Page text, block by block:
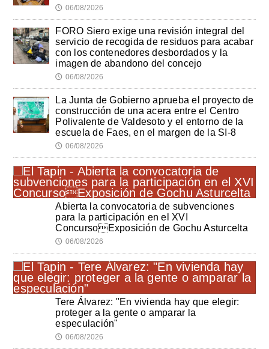
🕔 06/08/2026
FORO Siero exige una revisión integral del
servicio de recogida de residuos para acabar
con los contenedores desbordados y la
imagen de abandono del concejo
🕔 06/08/2026
La Junta de Gobierno aprueba el proyecto de
construcción de una acera entre el Centro
Polivalente de Valdesoto y el entorno de la
escuela de Faes, en el margen de la SI-8
🕔 06/08/2026
Abierta la convocatoria de subvenciones
para la participación en el XVI
ConcursoExposición de Gochu Asturcelta
🕔 06/08/2026
Tere Álvarez: "En vivienda hay que elegir:
proteger a la gente o amparar la
especulación"
🕔 06/08/2026